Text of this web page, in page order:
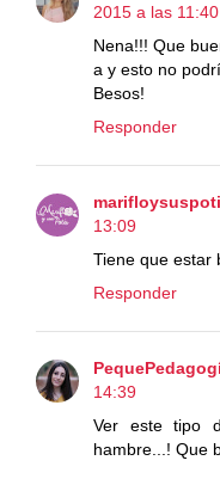
2015 a las 11:40
Nena!!! Que
a y esto no
Besos!
Responder
13:09
Tiene que estar
Responder
14:39
Ver este tipo
hambre...! Que